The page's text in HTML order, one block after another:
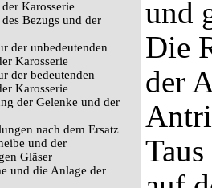
Karosserie
Bezugs und der
der unbedeutenden
Karosserie
der bedeutenden
Karosserie
der Gelenke und der
nach dem Ersatz
und der
Gläser
und die Anlage der
und
Die
der